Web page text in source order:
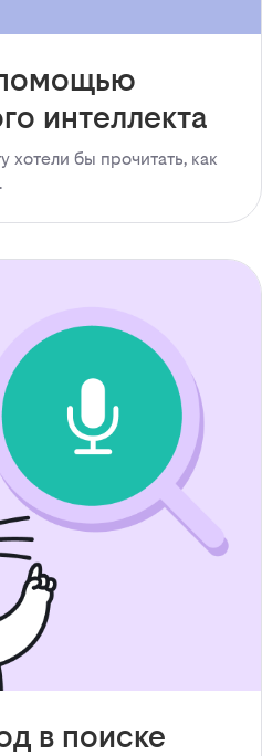
интеллекта
хотели бы прочитать, как
в поиске